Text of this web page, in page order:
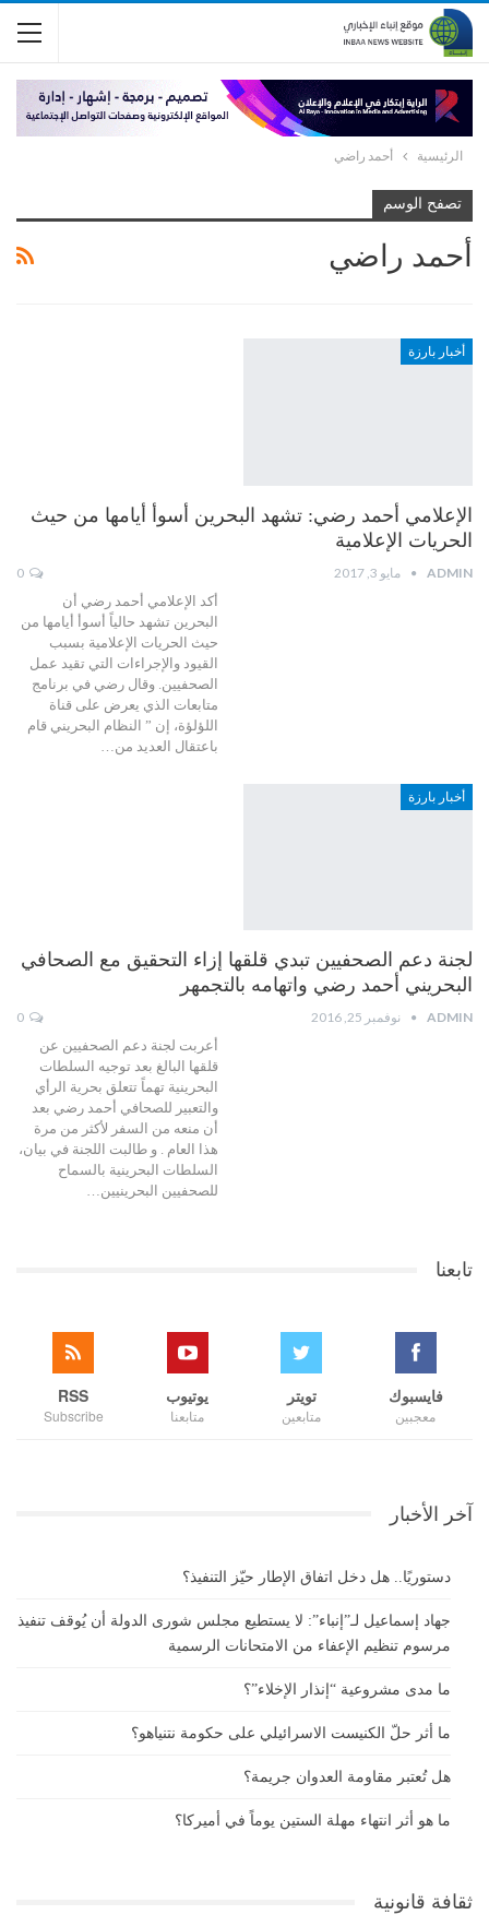
الرئيسية أحمد راضي
تصفح الوسم
أحمد راضي
أخبار بارزة
الإعلامي أحمد رضي: تشهد البحرين أسوأ أيامها من حيث
الحريات الإعلامية
ADMIN مايو 3, 2017
أكد الإعلامي أحمد رضي أن
البحرين تشهد حالياً أسوأ أيامها من
حيث الحريات الإعلامية بسبب
القيود والإجراءات التي تقيد عمل
الصحفيين. وقال رضي في برنامج
متابعات الذي يعرض على قناة
اللؤلؤة، إن ” النظام البحريني قام
باعتقال العديد من…
أخبار بارزة
لجنة دعم الصحفيين تبدي قلقها إزاء التحقيق مع الصحافي
البحريني أحمد رضي واتهامه بالتجمهر
ADMIN نوفمبر 25, 2016
أعربت لجنة دعم الصحفيين عن
قلقها البالغ بعد توجيه السلطات
البحرينية تهماً تتعلق بحرية الرأي
والتعبير للصحافي أحمد رضي بعد
أن منعه من السفر لأكثر من مرة
هذا العام . و طالبت اللجنة في بيان،
السلطات البحرينية بالسماح
للصحفيين البحرينيين…
تابعنا
فايسبوك
معجبين
تويتر
متابعين
يوتيوب
متابعنا
RSS
Subscribe
آخر الأخبار
دستوريًا.. هل دخل اتفاق الإطار حيّز التنفيذ؟
جهاد إسماعيل لـ”إنباء”: لا يستطيع مجلس شورى الدولة أن يُوقف تنفيذ
مرسوم تنظيم الإعفاء من الامتحانات الرسمية
ما مدى مشروعية “إنذار الإخلاء”؟
ما أثر حلّ الكنيست الاسرائيلي على حكومة نتنياهو؟
هل تُعتبر مقاومة العدوان جريمة؟
ما هو أثر انتهاء مهلة الستين يوماً في أميركا؟
ثقافة قانونية